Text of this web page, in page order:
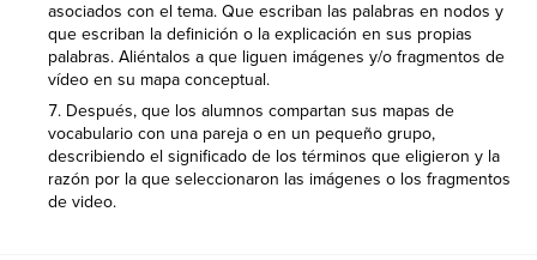
asociados con el tema. Que escriban las palabras en nodos y
que escriban la definición o la explicación en sus propias
palabras. Aliéntalos a que liguen imágenes y/o fragmentos de
vídeo en su mapa conceptual.
Después, que los alumnos compartan sus mapas de
vocabulario con una pareja o en un pequeño grupo,
describiendo el significado de los términos que eligieron y la
razón por la que seleccionaron las imágenes o los fragmentos
de video.